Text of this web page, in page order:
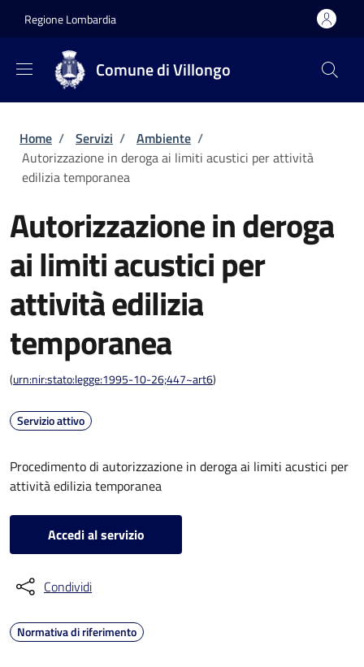
Regione Lombardia
Comune di Villongo
Briciole di pane
Home / Servizi / Ambiente /
Autorizzazione in deroga ai limiti acustici per attività
edilizia temporanea
Autorizzazione in deroga
ai limiti acustici per
attività edilizia
temporanea
(urn:nir:stato:legge:1995-10-26;447~art6)
Servizio attivo
Procedimento di autorizzazione in deroga ai limiti acustici per
attività edilizia temporanea
Accedi al servizio
Condividi
Normativa di riferimento